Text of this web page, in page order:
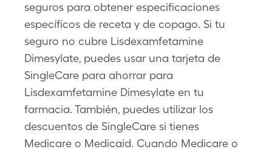
seguros para obtener especificaciones
específicos de receta y de copago. Si tu
seguro no cubre Lisdexamfetamine
Dimesylate, puedes usar una tarjeta de
SingleCare para ahorrar para
Lisdexamfetamine Dimesylate en tu
farmacia. También, puedes utilizar los
descuentos de SingleCare si tienes
Medicare o Medicaid. Cuando Medicare o